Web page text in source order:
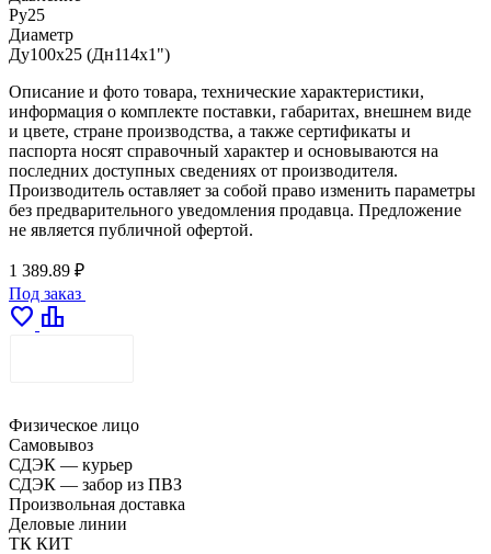
Ру25
Диаметр
Ду100х25 (Дн114х1")
Описание и фото товара, технические характеристики,
информация о комплекте поставки, габаритах, внешнем виде
и цвете, стране производства, а также сертификаты и
паспорта носят справочный характер и основываются на
последних доступных сведениях от производителя.
Производитель оставляет за собой право изменить параметры
без предварительного уведомления продавца. Предложение
не является публичной офертой.
1 389.89 ₽
Под заказ
favorite leaderboard
Физическое лицо
Самовывоз
СДЭК — курьер
СДЭК — забор из ПВЗ
Произвольная доставка
Деловые линии
ТК КИТ